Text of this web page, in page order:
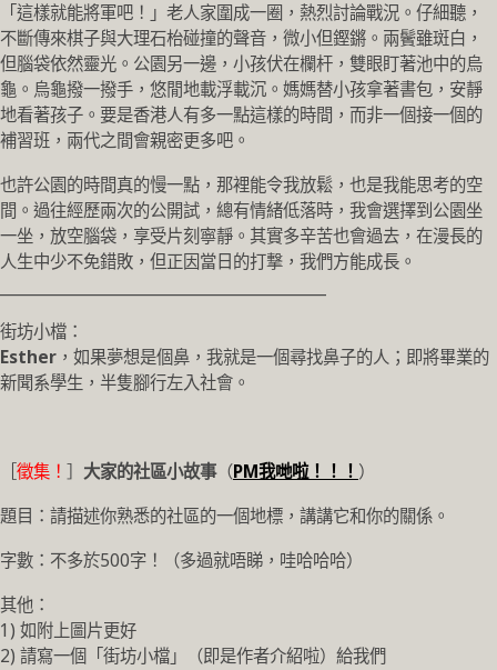
「這樣就能將軍吧！」老人家圍成一圈，熱烈討論戰況。仔細聽，
不斷傳來棋子與大理石枱碰撞的聲音，微小但鏗鏘。兩鬢雖斑白，
但腦袋依然靈光。公園另一邊，小孩伏在欄杆，雙眼盯著池中的烏
龜。烏龜撥一撥手，悠閒地載浮載沉。媽媽替小孩拿著書包，安靜
地看著孩子。要是香港人有多一點這樣的時間，而非一個接一個的
補習班，兩代之間會親密更多吧。
也許公園的時間真的慢一點，那裡能令我放鬆，也是我能思考的空
間。過往經歷兩次的公開試，總有情緒低落時，我會選擇到公園坐
一坐，放空腦袋，享受片刻寧靜。其實多辛苦也會過去，在漫長的
人生中少不免錯敗，但正因當日的打撃，我們方能成長。
街坊小檔：
Esther ，如果夢想是個鼻，我就是一個尋找鼻子的人；即將畢業的
新聞系學生，半隻腳行左入社會。
徵集！ ］ 大家的社區小故事（PM我哋啦！！！ ）
題目：請描述你熟悉的社區的一個地標，講講它和你的關係。
字數：不多於500字！（多過就唔睇，哇哈哈哈）
其他：
1) 如附上圖片更好
2) 請寫一個「街坊小檔」（即是作者介紹啦）給我們